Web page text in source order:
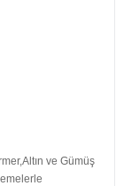
ve Gümüş